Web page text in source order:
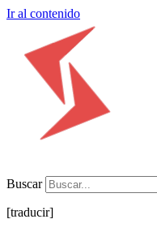
Ir al contenido
Buscar
[traducir]